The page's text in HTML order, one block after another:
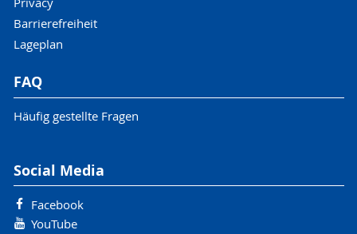
Barrierefreiheit
Lageplan
FAQ
Häufig gestellte Fragen
Social Media
Facebook
YouTube